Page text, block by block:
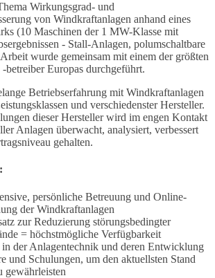
Wirkungsgrad- und
von Windkraftanlagen anhand eines
(10 Maschinen der 1 MW-Klasse mit
- Stall-Anlagen, polumschaltbare
wurde gemeinsam mit einem der größten
betreiber Europas durchgeführt.
Betriebserfahrung mit Windkraftanlagen
und verschiedenster Hersteller.
dieser Hersteller wird im engen Kontakt
Anlagen überwacht, analysiert, verbessert
gehalten.
persönliche Betreuung und Online-
der Windkraftanlagen
zur Reduzierung störungsbedingter
= höchstmögliche Verfügbarkeit
der Anlagentechnik und deren Entwicklung
und Schulungen, um den aktuellsten Stand
gewährleisten